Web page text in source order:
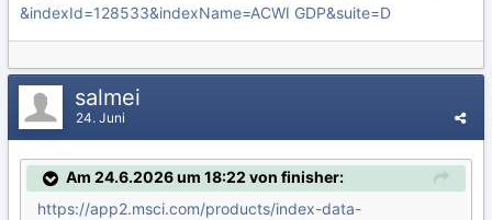
&indexId=128533&indexName=ACWI GDP&suite=D
salmei
24. Juni
Am 24.6.2026 um 18:22 von finisher:
https://app2.msci.com/products/index-data-